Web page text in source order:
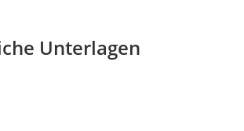
Unterlagen